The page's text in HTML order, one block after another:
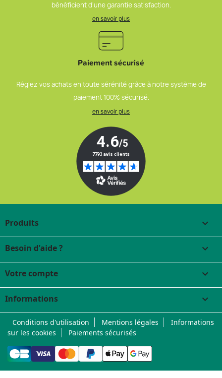
bénéficient d’une garantie satisfaction.
en savoir plus
Paiement sécurisé
Réglez vos achats en toute sérénité grâce à notre système de
paiement 100% sécurisé.
en savoir plus
Produits 
Besoin d'aide ? 
Votre compte 
Informations keyboard_arrow_down
Conditions d'utilisation Mentions légales
Informations
sur les cookies
Paiements sécurisés